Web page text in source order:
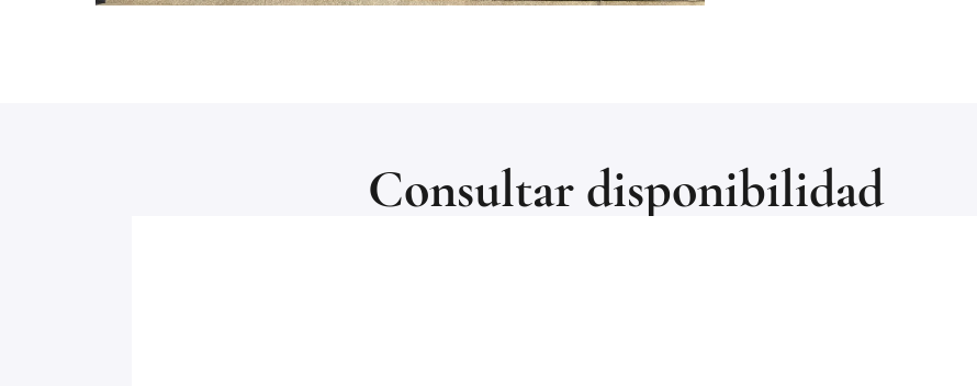
Consultar disponibilidad